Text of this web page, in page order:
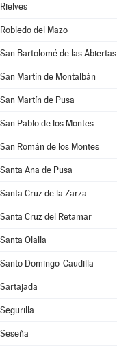
Rielves
Robledo del Mazo
San Bartolomé de las Abiertas
San Martín de Montalbán
San Martín de Pusa
San Pablo de los Montes
San Román de los Montes
Santa Ana de Pusa
Santa Cruz de la Zarza
Santa Cruz del Retamar
Santa Olalla
Santo Domingo-Caudilla
Sartajada
Segurilla
Seseña